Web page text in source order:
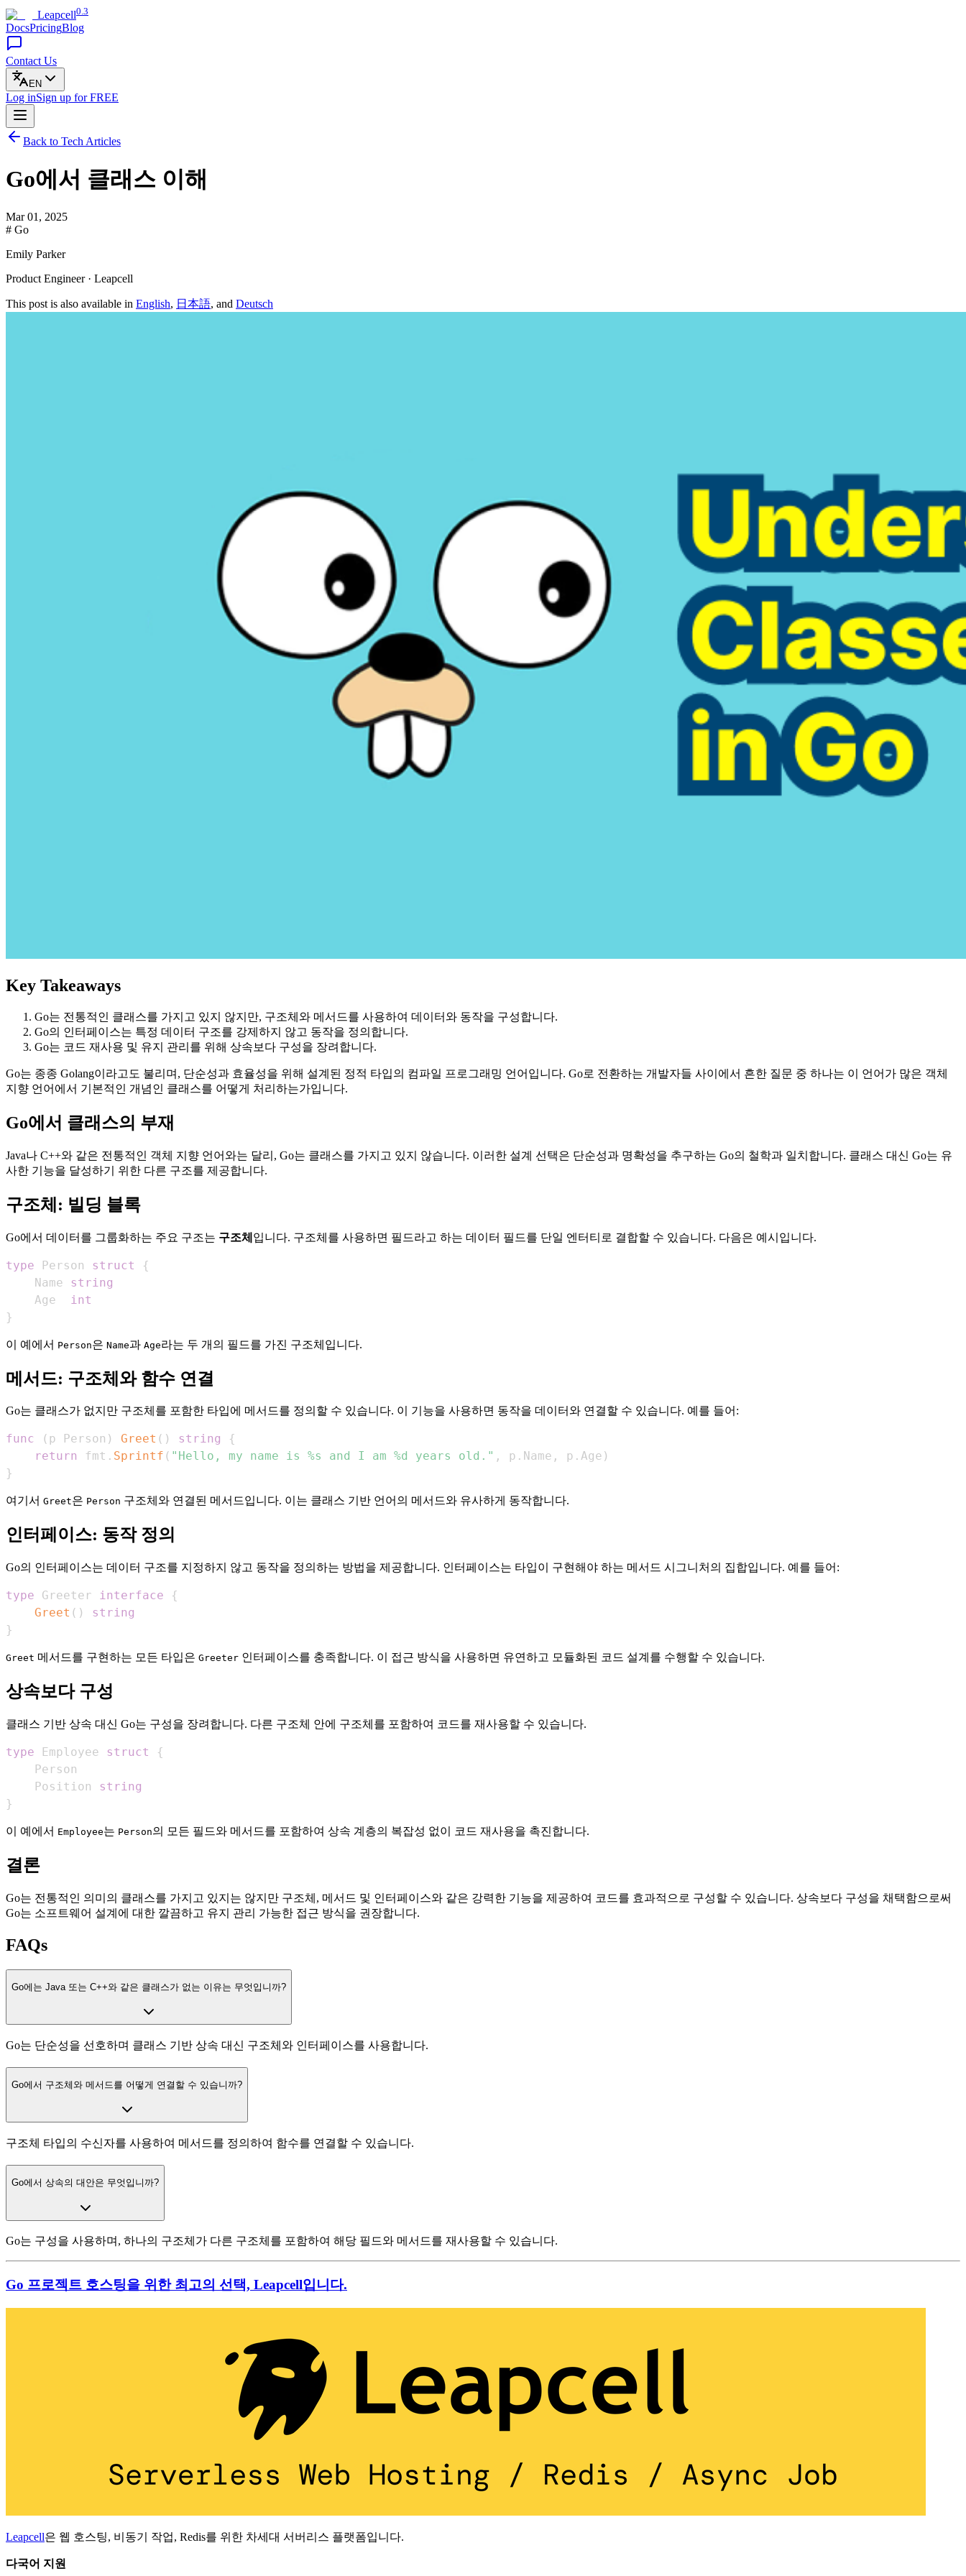
Leapcell0.3
DocsPricingBlog
Contact Us
EN
Log inSign up for FREE
Back to Tech Articles
Go에서 클래스 이해
Mar 01, 2025
# Go
Emily Parker
Product Engineer · Leapcell
This post is also available in English, 日本語, and Deutsch
Key Takeaways
Go는 전통적인 클래스를 가지고 있지 않지만, 구조체와 메서드를 사용하여 데이터와 동작을 구성합니다.
Go의 인터페이스는 특정 데이터 구조를 강제하지 않고 동작을 정의합니다.
Go는 코드 재사용 및 유지 관리를 위해 상속보다 구성을 장려합니다.
Go는 종종 Golang이라고도 불리며, 단순성과 효율성을 위해 설계된 정적 타입의 컴파일 프로그래밍 언어입니다. Go로 전환하는 개발자들 사이에서 흔한 질문 중 하나는 이 언어가 많은 객체
지향 언어에서 기본적인 개념인 클래스를 어떻게 처리하는가입니다.
Go에서 클래스의 부재
Java나 C++와 같은 전통적인 객체 지향 언어와는 달리, Go는 클래스를 가지고 있지 않습니다. 이러한 설계 선택은 단순성과 명확성을 추구하는 Go의 철학과 일치합니다. 클래스 대신 Go는 유
사한 기능을 달성하기 위한 다른 구조를 제공합니다.
구조체: 빌딩 블록
Go에서 데이터를 그룹화하는 주요 구조는 구조체 입니다. 구조체를 사용하면 필드라고 하는 데이터 필드를 단일 엔터티로 결합할 수 있습니다. 다음은 예시입니다.
type Person struct
{
    Name
string
    Age
int
}
이 예에서 Person은 Name과 Age라는 두 개의 필드를 가진 구조체입니다.
메서드: 구조체와 함수 연결
Go는 클래스가 없지만 구조체를 포함한 타입에 메서드를 정의할 수 있습니다. 이 기능을 사용하면 동작을 데이터와 연결할 수 있습니다. 예를 들어:
func ( p Person ) Greet ( ) string
{
return
fmt . Sprintf ( "Hello, my name is %s and I am %d years old." , p . Name , p . Age )
}
여기서 Greet은 Person 구조체와 연결된 메서드입니다. 이는 클래스 기반 언어의 메서드와 유사하게 동작합니다.
인터페이스: 동작 정의
Go의 인터페이스는 데이터 구조를 지정하지 않고 동작을 정의하는 방법을 제공합니다. 인터페이스는 타입이 구현해야 하는 메서드 시그니처의 집합입니다. 예를 들어:
type Greeter interface
{
Greet ( )
string
}
Greet 메서드를 구현하는 모든 타입은 Greeter 인터페이스를 충족합니다. 이 접근 방식을 사용하면 유연하고 모듈화된 코드 설계를 수행할 수 있습니다.
상속보다 구성
클래스 기반 상속 대신 Go는 구성을 장려합니다. 다른 구조체 안에 구조체를 포함하여 코드를 재사용할 수 있습니다.
type Employee struct
{
    Position
string
}
이 예에서 Employee는 Person의 모든 필드와 메서드를 포함하여 상속 계층의 복잡성 없이 코드 재사용을 촉진합니다.
결론
Go는 전통적인 의미의 클래스를 가지고 있지는 않지만 구조체, 메서드 및 인터페이스와 같은 강력한 기능을 제공하여 코드를 효과적으로 구성할 수 있습니다. 상속보다 구성을 채택함으로써
Go는 소프트웨어 설계에 대한 깔끔하고 유지 관리 가능한 접근 방식을 권장합니다.
FAQs
Go에는 Java 또는 C++와 같은 클래스가 없는 이유는 무엇입니까?
Go는 단순성을 선호하며 클래스 기반 상속 대신 구조체와 인터페이스를 사용합니다.
Go에서 구조체와 메서드를 어떻게 연결할 수 있습니까?
구조체 타입의 수신자를 사용하여 메서드를 정의하여 함수를 연결할 수 있습니다.
Go에서 상속의 대안은 무엇입니까?
Go는 구성을 사용하며, 하나의 구조체가 다른 구조체를 포함하여 해당 필드와 메서드를 재사용할 수 있습니다.
Go 프로젝트 호스팅을 위한 최고의 선택, Leapcell입니다.
Leapcell은 웹 호스팅, 비동기 작업, Redis를 위한 차세대 서버리스 플랫폼입니다.
다국어 지원